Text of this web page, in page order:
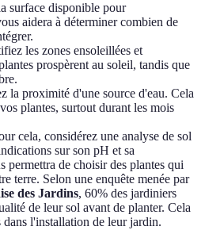
surface disponible pour
aidera à déterminer combien de
les zones ensoleillées et
prospèrent au soleil, tandis que
la proximité d'une source d'eau. Cela
plantes, surtout durant les mois
cela, considérez une analyse de sol
sur son pH et sa
permettra de choisir des plantes qui
terre. Selon une enquête menée par
des Jardins, 60% des jardiniers
de leur sol avant de planter. Cela
dans l'installation de leur jardin.